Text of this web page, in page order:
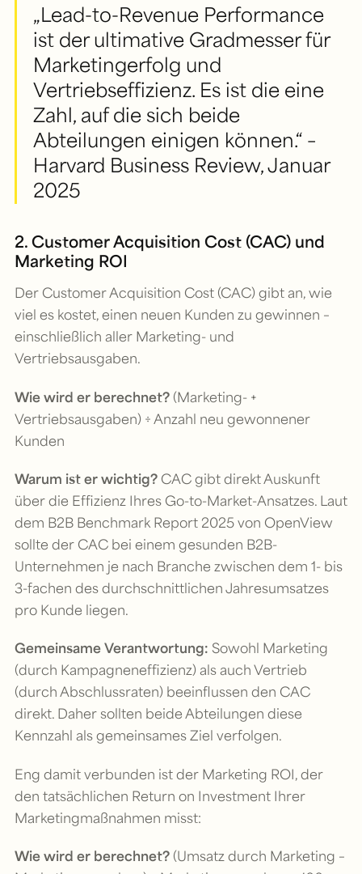
„Lead-to-Revenue Performance
ist der ultimative Gradmesser für
Marketingerfolg und
Vertriebseffizienz. Es ist die eine
Zahl, auf die sich beide
Abteilungen einigen können.“ –
Harvard Business Review, Januar
2025
2. Customer Acquisition Cost (CAC) und
Marketing ROI
Der Customer Acquisition Cost (CAC) gibt an, wie
viel es kostet, einen neuen Kunden zu gewinnen –
einschließlich aller Marketing- und
Vertriebsausgaben.
Wie wird er berechnet? (Marketing- +
Vertriebsausgaben) ÷ Anzahl neu gewonnener
Kunden
Warum ist er wichtig? CAC gibt direkt Auskunft
über die Effizienz Ihres Go-to-Market-Ansatzes. Laut
dem B2B Benchmark Report 2025 von OpenView
sollte der CAC bei einem gesunden B2B-
Unternehmen je nach Branche zwischen dem 1- bis
3-fachen des durchschnittlichen Jahresumsatzes
pro Kunde liegen.
Gemeinsame Verantwortung: Sowohl Marketing
(durch Kampagneneffizienz) als auch Vertrieb
(durch Abschlussraten) beeinflussen den CAC
direkt. Daher sollten beide Abteilungen diese
Kennzahl als gemeinsames Ziel verfolgen.
Eng damit verbunden ist der Marketing ROI, der
den tatsächlichen Return on Investment Ihrer
Marketingmaßnahmen misst:
Wie wird er berechnet? (Umsatz durch Marketing –